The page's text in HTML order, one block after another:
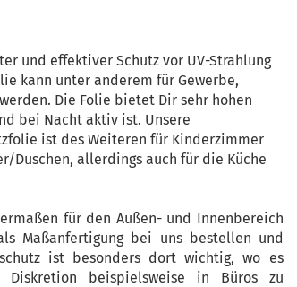
und effektiver Schutz vor UV-Strahlung
kann unter anderem für Gewerbe,
Die Folie bietet Dir sehr hohen
bei Nacht aktiv ist. Unsere
ist des Weiteren für Kinderzimmer
Duschen, allerdings auch für die Küche
für den Außen- und Innenbereich
Maßanfertigung bei uns bestellen und
ist besonders dort wichtig, wo es
beispielsweise in Büros zu